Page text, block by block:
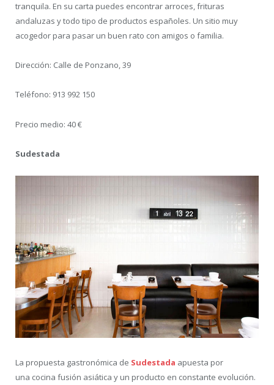
tranquila. En su carta puedes encontrar arroces, frituras
andaluzas y todo tipo de productos españoles. Un sitio muy
acogedor para pasar un buen rato con amigos o familia.
Dirección: Calle de Ponzano, 39
Teléfono: 913 992 150
Precio medio: 40 €
Sudestada
La propuesta gastronómica de Sudestada apuesta por
una cocina fusión asiática y un producto en constante evolución.